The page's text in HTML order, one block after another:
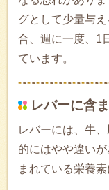
グとして少量与
合、週に一度、1
ています。
レバーに含
レバーには、牛
的にはやや違い
まれている栄養